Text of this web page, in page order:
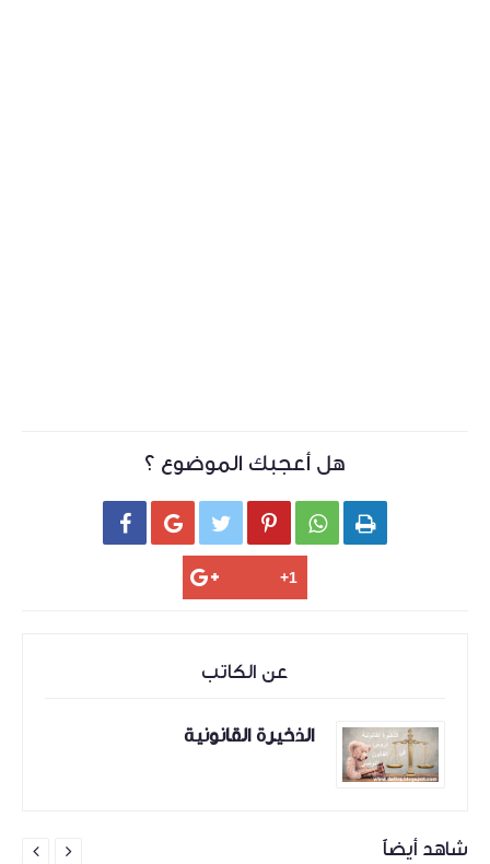
هل أعجبك الموضوع ؟
     
عن الكاتب
الذخيرة القانونية
شاهد أيضاً 
